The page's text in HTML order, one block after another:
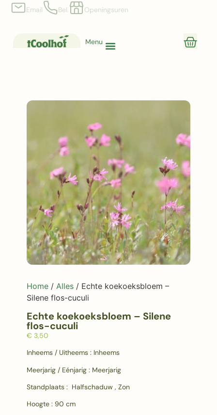
Email Bel. Openingsuren
Menu
Home/ Alles/ Echte koekoeksbloem –
Silene flos-cuculi
Echte koekoeksbloem – Silene
flos-cuculi
€ 3,50
Inheems / Uitheems : Inheems
Meerjarig / Eénjarig : Meerjarig
Standplaats : Halfschaduw , Zon
Hoogte : 90 cm